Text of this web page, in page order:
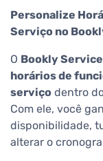
Personalize
Serviço no
O Bookly
horários de
serviço dentro
Com ele, você
disponibilidade,
alterar o